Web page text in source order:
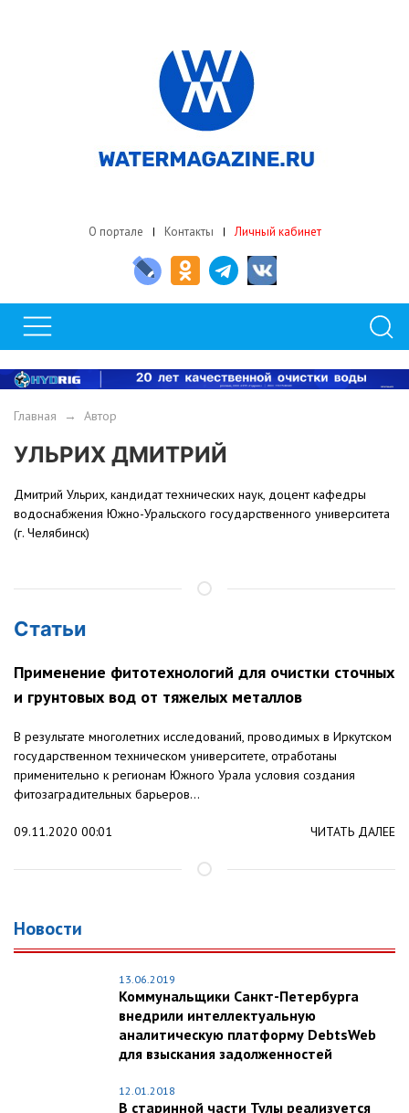
О портале Контакты Личный кабинет
Главная → Автор
УЛЬРИХ ДМИТРИЙ
Дмитрий Ульрих, кандидат технических наук, доцент кафедры
водоснабжения Южно-Уральского государственного университета
(г. Челябинск)
Статьи
Применение фитотехнологий для очистки сточных
и грунтовых вод от тяжелых металлов
В результате многолетних исследований, проводимых в Иркутском
государственном техническом университете, отработаны
применительно к регионам Южного Урала условия создания
фитозаградительных барьеров...
09.11.2020 00:01 ЧИТАТЬ ДАЛЕЕ
Новости
13.06.2019
Коммунальщики Санкт-Петербурга
внедрили интеллектуальную
аналитическую платформу DebtsWeb
для взыскания задолженностей
12.01.2018
В старинной части Тулы реализуется